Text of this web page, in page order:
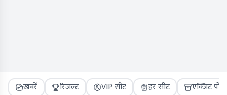
खबरें रिजल्ट VIP सीट हर सीट एक्जिट पोल